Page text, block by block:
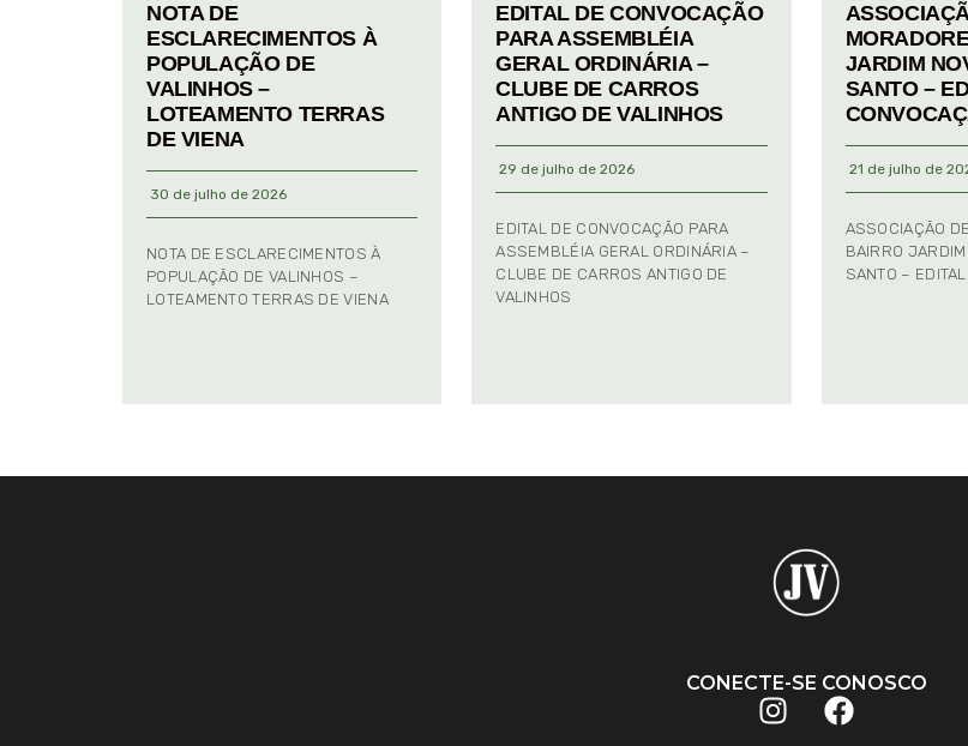
NOTA DE
ESCLARECIMENTOS À
POPULAÇÃO DE
VALINHOS –
LOTEAMENTO TERRAS
DE VIENA
30 de julho de 2026
NOTA DE ESCLARECIMENTOS À
POPULAÇÃO DE VALINHOS –
LOTEAMENTO TERRAS DE VIENA
EDITAL DE CONVOCAÇÃO
PARA ASSEMBLÉIA
GERAL ORDINÁRIA –
CLUBE DE CARROS
ANTIGO DE VALINHOS
29 de julho de 2026
EDITAL DE CONVOCAÇÃO PARA
ASSEMBLÉIA GERAL ORDINÁRIA –
CLUBE DE CARROS ANTIGO DE
VALINHOS
JARDIM
SANTO –
21 de julho de
ASSOCIAÇÃO
BAIRRO
SANTO –
CONECTE-SE CONOSCO